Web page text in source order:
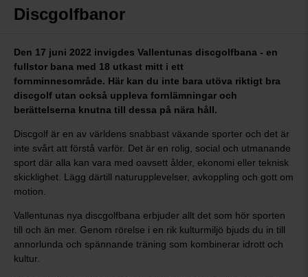
Discgolfbanor
Den 17 juni 2022 invigdes Vallentunas discgolfbana - en
fullstor bana med 18 utkast mitt i ett
fornminnesområde. Här kan du inte bara utöva riktigt bra
discgolf utan också uppleva fornlämningar och
berättelserna knutna till dessa på nära håll.
Discgolf är en av världens snabbast växande sporter och det är
inte svårt att förstå varför. Det är en rolig, social och utmanande
sport där alla kan vara med oavsett ålder, ekonomi eller teknisk
skicklighet. Lägg därtill naturupplevelser, avkoppling och gott om
motion.
Vallentunas nya discgolfbana erbjuder allt det som hör sporten
till och än mer. Genom rörelse i en rik kulturmiljö bjuds du in till
annorlunda och spännande träning som kombinerar idrott och
kultur.